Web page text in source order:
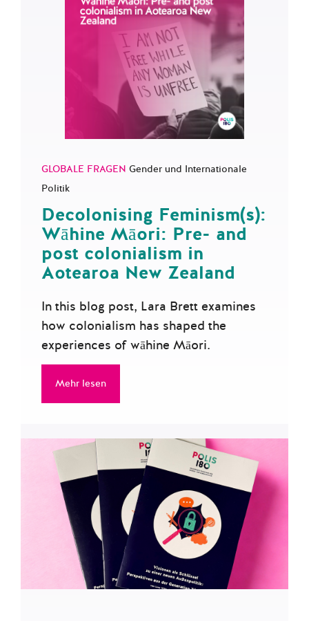
GLOBALE FRAGEN Gender und Internationale
Politik
Decolonising Feminism(s):
Wāhine Māori: Pre- and
post colonialism in
Aotearoa New Zealand
In this blog post, Lara Brett examines
how colonialism has shaped the
experiences of wāhine Māori.
Mehr lesen